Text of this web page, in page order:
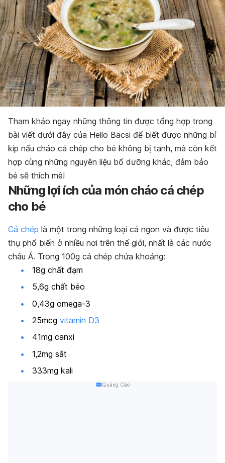
Tham khảo ngay những thông tin được tổng hợp trong
bài viết dưới đây của Hello Bacsi để biết được những bí
kíp nấu cháo cá chép cho bé không bị tanh, mà còn kết
hợp cùng những nguyên liệu bổ dưỡng khác, đảm bảo
bé sẽ thích mê!
Những lợi ích của món cháo cá chép
cho bé
Cá chép là một trong những loại cá ngon và được tiêu
thụ phổ biến ở nhiều nơi trên thế giới, nhất là các nước
châu Á. Trong 100g cá chép chứa khoảng:
18g chất đạm
5,6g chất béo
0,43g omega-3
25mcg vitamin D3
41mg canxi
1,2mg sắt
333mg kali
Quảng Cáo